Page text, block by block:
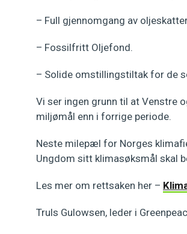
– Full gjennomgang av
– Fossilfritt Oljefond.
– Solide omstillingstiltak for de
Vi ser ingen grunn til at Venstre
miljømål enn i forrige periode.
Neste milepæl for Norges
Ungdom sitt klimasøksmål skal
Les mer om rettsaken her –
Truls Gulowsen, leder i